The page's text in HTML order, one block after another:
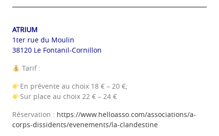
ATRIUM
1ter rue du Moulin
38120 Le Fontanil-Cornillon
Tarif :
En prévente au choix 18 € – 20 €;
Sur place au choix 22 € – 24 €
Réservation : https://www.helloasso.com/associations/a-
corps-dissidents/evenements/la-clandestine